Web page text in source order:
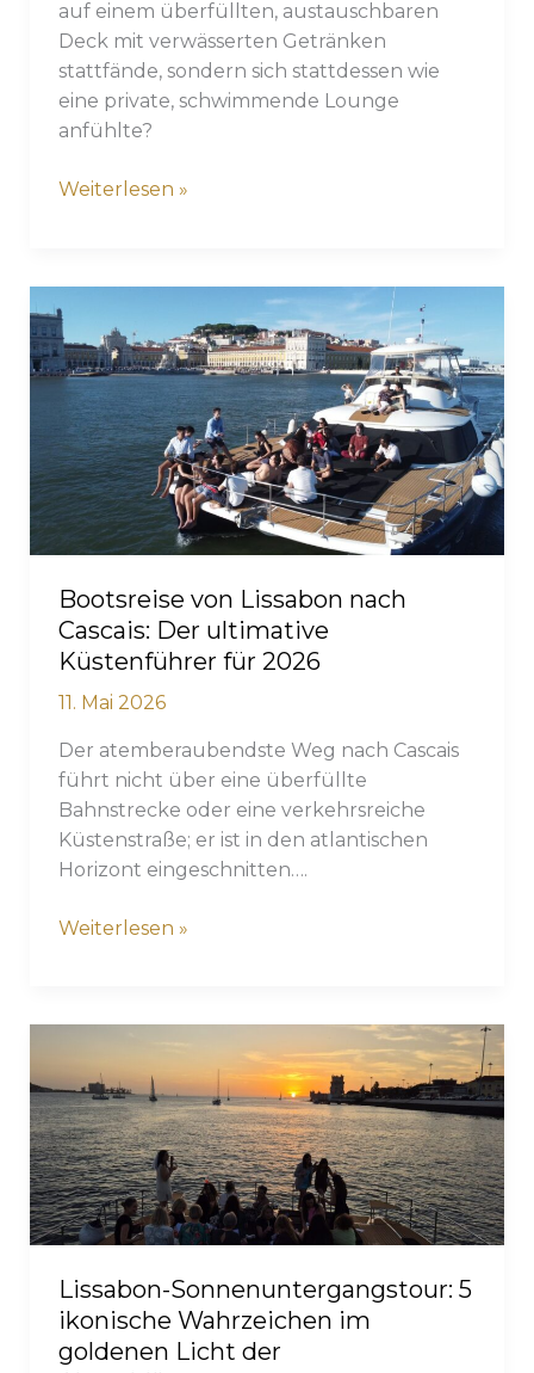
auf einem überfüllten, austauschbaren
Deck mit verwässerten Getränken
stattfände, sondern sich stattdessen wie
eine private, schwimmende Lounge
anfühlte?
Die
Lissabon
planen:
Der
private
Charter-
Leitfaden
2026
Weiterlesen »
Bootsreise von Lissabon nach
Cascais: Der ultimative
Küstenführer für 2026
11. Mai 2026
Der atemberaubendste Weg nach Cascais
führt nicht über eine überfüllte
Bahnstrecke oder eine verkehrsreiche
Küstenstraße; er ist in den atlantischen
Horizont eingeschnitten….
Bootsreise
Der
ultimative
Küstenführer
für
2026
Weiterlesen »
Lissabon-Sonnenuntergangstour: 5
ikonische Wahrzeichen im
goldenen Licht der